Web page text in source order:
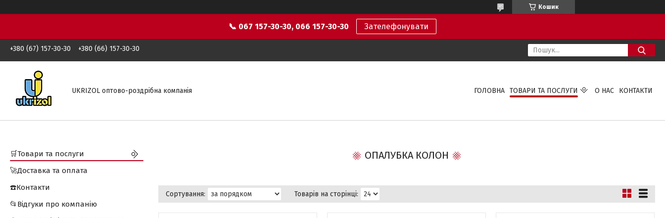
Кошик
📞 067 157-30-30, 066 157-30-30 Зателефонувати
+380 (67) 157-30-30 +380 (66) 157-30-30
UKRIZOL оптово-роздрібна компанія ГОЛОВНА ТОВАРИ ТА ПОСЛУГИ О НАС КОНТАКТИ
ОПАЛУБКА КОЛОН
🛒Товари та послуги
🚀Доставка та оплата
☎️Контакти
📂Відгуки про компанію